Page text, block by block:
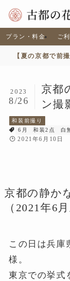
プラン・料金 ご
【夏の京都で前
京都
ン撮
2023
8/26
和装前撮り
6月
和装2点 白
2021年6月10日
京都の静か
（2021年6
この日は兵庫
様。
東京での挙式